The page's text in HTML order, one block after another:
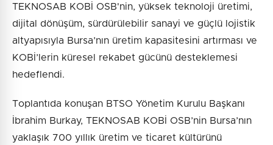
TEKNOSAB KOBİ OSB'nin, yüksek teknoloji üretimi,
dijital dönüşüm, sürdürülebilir sanayi ve güçlü lojistik
altyapısıyla Bursa’nın üretim kapasitesini artırması ve
KOBİ’lerin küresel rekabet gücünü desteklemesi
hedeflendi.
Toplantıda konuşan BTSO Yönetim Kurulu Başkanı
İbrahim Burkay, TEKNOSAB KOBİ OSB’nin Bursa’nın
yaklaşık 700 yıllık üretim ve ticaret kültürünü